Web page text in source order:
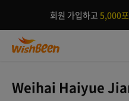
회원 가입하고 5,000
Weihai Haiyue